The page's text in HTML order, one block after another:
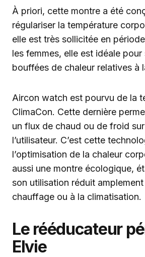
À priori, cette montre a été
régulariser la température
elle est très sollicitée en
les femmes, elle est idéale
bouffées de chaleur relatives à
Aircon watch est pourvu de la
ClimaCon. Cette dernière
un flux de chaud ou de froid
l’utilisateur. C’est cette
l’optimisation de la chaleur
aussi une montre écologique,
son utilisation réduit
chauffage ou à la climatisation.
Le rééducateur
Elvie